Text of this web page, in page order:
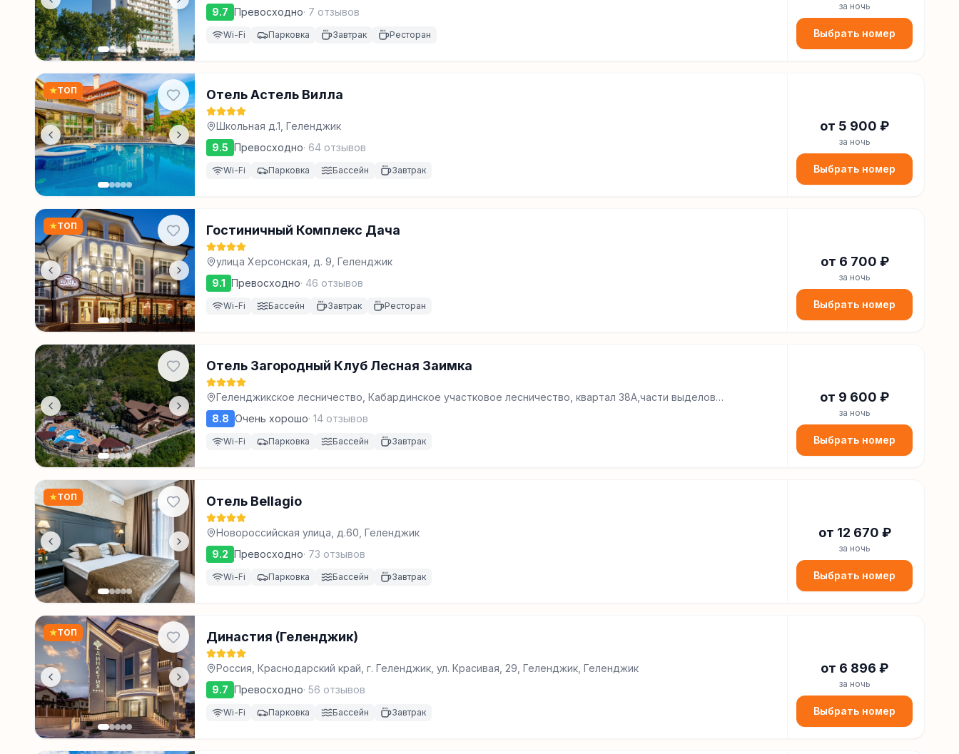
9.7 Превосходно· 7 отзывов
Wi-Fi Парковка Завтрак Ресторан
за ночь
Выбрать номер
★ТОП Отель Астель Вилла
Школьная д.1, Геленджик
9.5 Превосходно· 64 отзывов
Wi-Fi Парковка Бассейн Завтрак
от 5 900 ₽
за ночь
Выбрать номер
★ТОП Гостиничный Комплекс Дача
улица Херсонская, д. 9, Геленджик
9.1 Превосходно· 46 отзывов
Wi-Fi Бассейн Завтрак Ресторан
от 6 700 ₽
за ночь
Выбрать номер
Отель Загородный Клуб Лесная Заимка
Геленджикское лесничество, Кабардинское участковое лесничество, квартал 38А,части выделов
11,12,13,14,15,22,34, Геленджик
8.8 Очень хорошо· 14 отзывов
Wi-Fi Парковка Бассейн Завтрак
от 9 600 ₽
за ночь
Выбрать номер
★ТОП Отель Bellagio
Новороссийская улица, д.60, Геленджик
9.2 Превосходно· 73 отзывов
Wi-Fi Парковка Бассейн Завтрак
от 12 670 ₽
за ночь
Выбрать номер
★ТОП Династия (Геленджик)
Россия, Краснодарский край, г. Геленджик, ул. Красивая, 29, Геленджик, Геленджик
9.7 Превосходно· 56 отзывов
Wi-Fi Парковка Бассейн Завтрак
от 6 896 ₽
за ночь
Выбрать номер